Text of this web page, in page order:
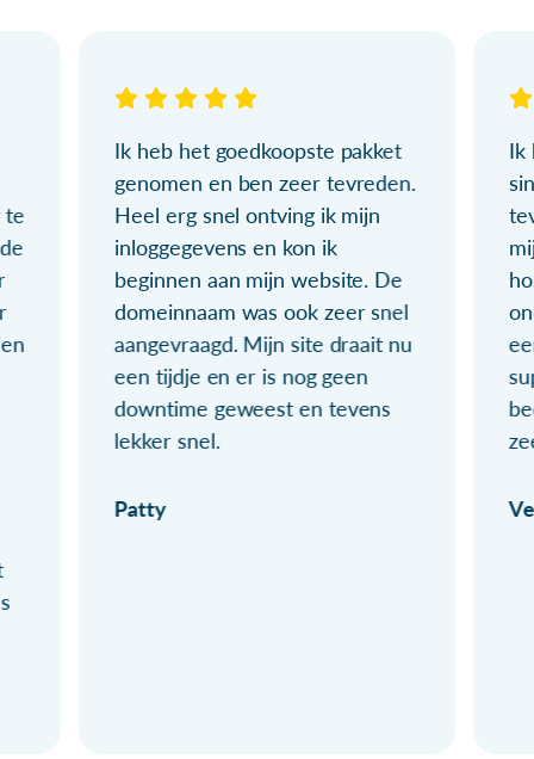
te
Ik heb het goedkoopste pakket
genomen en ben zeer tevreden.
Heel erg snel ontving ik mijn
inloggegevens en kon ik
beginnen aan mijn website. De
domeinnaam was ook zeer snel
aangevraagd. Mijn site draait nu
een tijdje en er is nog geen
downtime geweest en tevens
lekker snel.
Patty
Ik